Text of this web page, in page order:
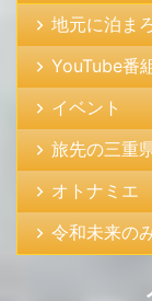
地元に泊ま
YouTube番
イベント
旅先の三重
オトナミエ
令和未来の